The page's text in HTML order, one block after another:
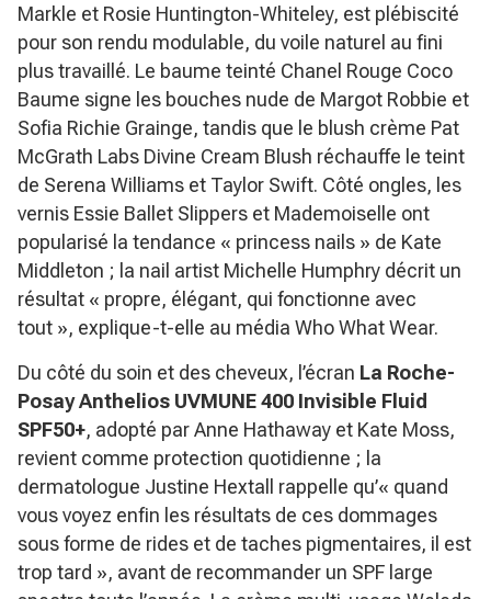
Markle et Rosie Huntington-Whiteley, est plébiscité
pour son rendu modulable, du voile naturel au fini
plus travaillé. Le baume teinté Chanel Rouge Coco
Baume signe les bouches nude de Margot Robbie et
Sofia Richie Grainge, tandis que le blush crème Pat
McGrath Labs Divine Cream Blush réchauffe le teint
de Serena Williams et Taylor Swift. Côté ongles, les
vernis Essie Ballet Slippers et Mademoiselle ont
popularisé la tendance « princess nails » de Kate
Middleton ; la nail artist Michelle Humphry décrit un
résultat « propre, élégant, qui fonctionne avec
tout », explique-t-elle au média Who What Wear.
Du côté du soin et des cheveux, l’écran La Roche-
Posay Anthelios UVMUNE 400 Invisible Fluid
SPF50+, adopté par Anne Hathaway et Kate Moss,
revient comme protection quotidienne ; la
dermatologue Justine Hextall rappelle qu’« quand
vous voyez enfin les résultats de ces dommages
sous forme de rides et de taches pigmentaires, il est
trop tard », avant de recommander un SPF large